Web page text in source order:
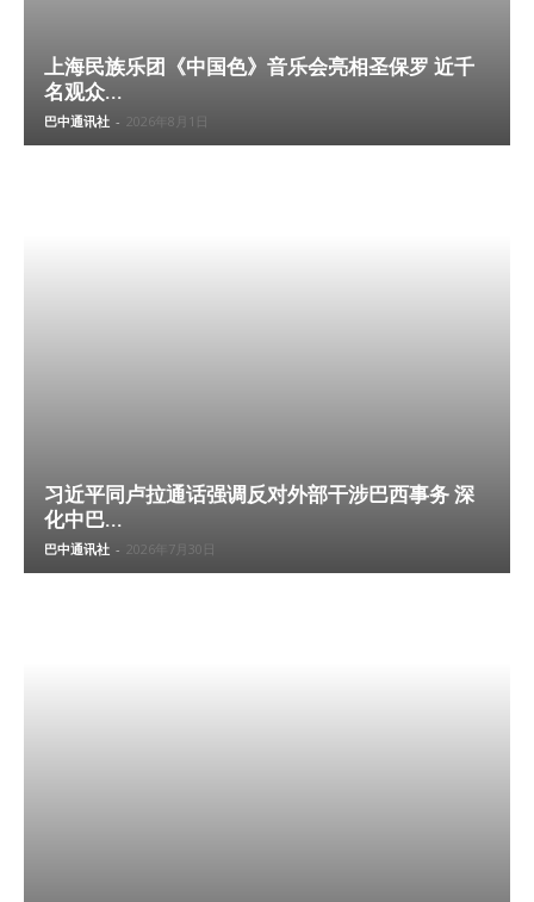
上海民族乐团《中国色》音乐会亮相圣保罗 近千
名观众...
巴中通讯社 - 2026年8月1日
习近平同卢拉通话强调反对外部干涉巴西事务 深
化中巴...
巴中通讯社 - 2026年7月30日